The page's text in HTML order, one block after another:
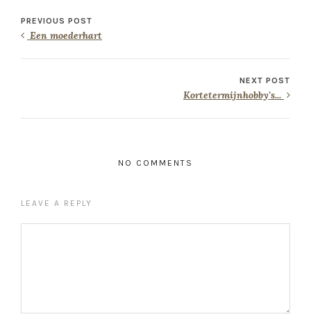
PREVIOUS POST
Een moederhart
NEXT POST
Kortetermijnhobby's...
NO COMMENTS
LEAVE A REPLY